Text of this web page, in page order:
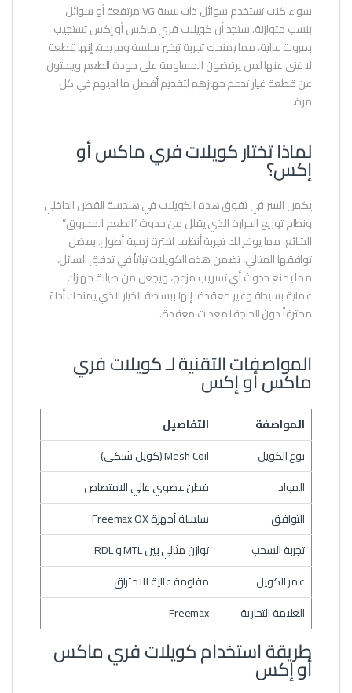
سواء كنت تستخدم سوائل ذات نسبة VG مرتفعة أو سوائل
بنسب متوازنة، ستجد أن كويلات فري ماكس أو إكس تستجيب
بمرونة عالية، مما يمنحك تجربة تبخير سلسة ومريحة. إنها قطعة
لا غنى عنها لمن يرفضون المساومة على جودة الطعم ويبحثون
عن قطعة غيار تدعم جهازهم لتقديم أفضل ما لديهم في كل
مرة.
لماذا تختار كويلات فري ماكس أو
إكس؟
يكمن السر في تفوق هذه الكويلات في هندسة القطن الداخلي
ونظام توزيع الحرارة الذي يقلل من حدوث “الطعم المحروق”
الشائع، مما يوفر لك تجربة أنظف لفترة زمنية أطول. بفضل
توافقها المثالي، تضمن هذه الكويلات ثباتاً في تدفق السائل،
مما يمنع حدوث أي تسريب مزعج، ويجعل من صيانة جهازك
عملية بسيطة وغير معقدة. إنها ببساطة الخيار الذي يمنحك أداءً
محترفاً دون الحاجة لمعدات معقدة.
المواصفات التقنية لـ كويلات فري
ماكس أو إكس
المواصفة
التفاصيل
نوع الكويل
Mesh Coil (كويل شبكي)
المواد
قطن عضوي عالي الامتصاص
التوافق
سلسلة أجهزة Freemax OX
تجربة السحب
توازن مثالي بين MTL و RDL
عمر الكويل
مقاومة عالية للاحتراق
العلامة التجارية
Freemax
طريقة استخدام كويلات فري ماكس
أو إكس